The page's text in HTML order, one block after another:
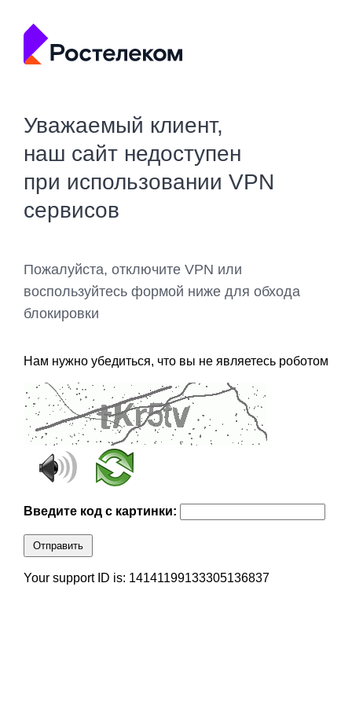
Уважаемый клиент,
наш сайт недоступен
при использовании VPN
сервисов
Пожалуйста, отключите VPN или
воспользуйтесь формой ниже для обхода
блокировки
Нам нужно убедиться, что вы не являетесь роботом
Введите код с картинки:
Отправить
Your support ID is: 14141199133305136837